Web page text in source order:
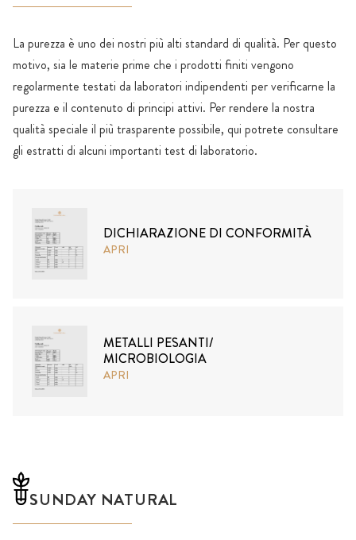
La purezza è uno dei nostri più alti standard di qualità. Per questo
motivo, sia le materie prime che i prodotti finiti vengono
regolarmente testati da laboratori indipendenti per verificarne la
purezza e il contenuto di principi attivi. Per rendere la nostra
qualità speciale il più trasparente possibile, qui potrete consultare
gli estratti di alcuni importanti test di laboratorio.
DICHIARAZIONE DI CONFORMITÀ
APRI
METALLI PESANTI/
MICROBIOLOGIA
APRI
SUNDAY NATURAL